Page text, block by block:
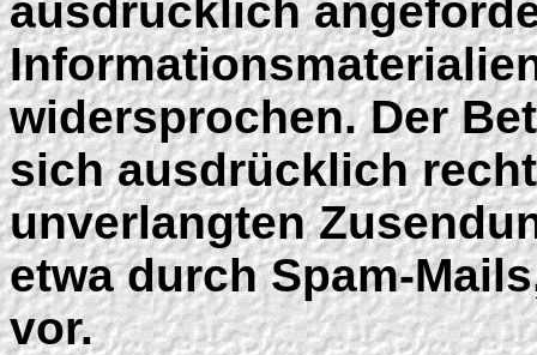
ausdrücklich
widersprochen. Der
sich ausdrücklich
unverlangten
etwa durch Spam-
vor.